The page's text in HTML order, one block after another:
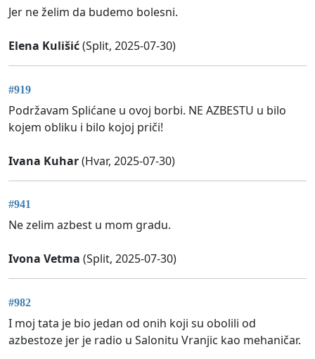
Jer ne želim da budemo bolesni.
Elena Kulišić(Split, 2025-07-30)
#919
Podržavam Splićane u ovoj borbi. NE AZBESTU u bilo
kojem obliku i bilo kojoj priči!
Ivana Kuhar(Hvar, 2025-07-30)
#941
Ne zelim azbest u mom gradu.
Ivona Vetma (Split, 2025-07-30)
#982
I moj tata je bio jedan od onih koji su obolili od
azbestoze jer je radio u Salonitu Vranjic kao mehaničar.